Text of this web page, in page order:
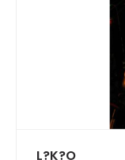
L?K?O